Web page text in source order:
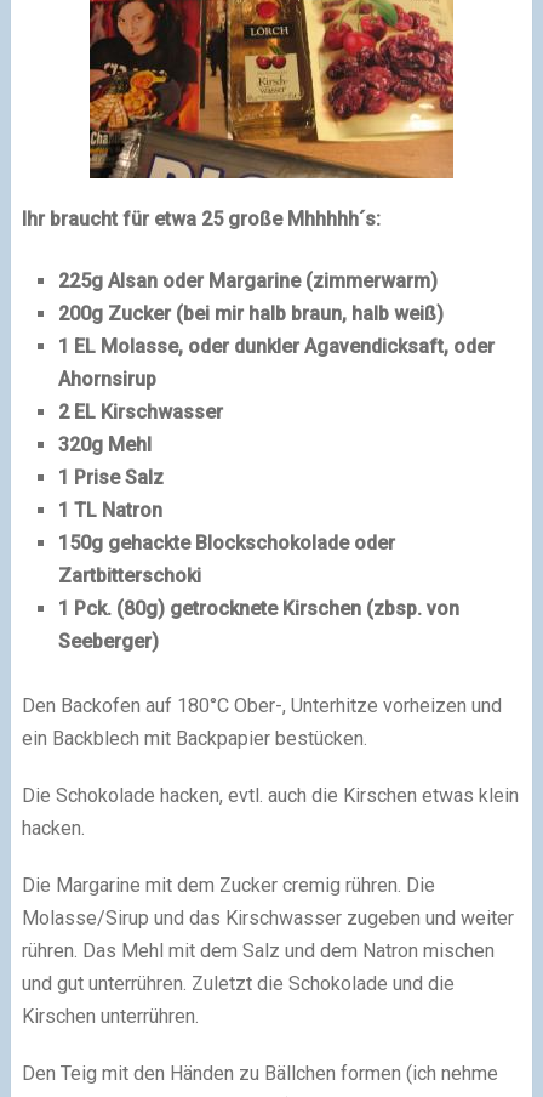
Ihr braucht für etwa 25 große Mhhhhh´s:
225g Alsan oder Margarine (zimmerwarm)
200g Zucker (bei mir halb braun, halb weiß)
1 EL Molasse, oder dunkler Agavendicksaft, oder
Ahornsirup
2 EL Kirschwasser
320g Mehl
1 Prise Salz
1 TL Natron
150g gehackte Blockschokolade oder
Zartbitterschoki
1 Pck. (80g) getrocknete Kirschen (zbsp. von
Seeberger)
Den Backofen auf 180°C Ober-, Unterhitze vorheizen und
ein Backblech mit Backpapier bestücken.
Die Schokolade hacken, evtl. auch die Kirschen etwas klein
hacken.
Die Margarine mit dem Zucker cremig rühren. Die
Molasse/Sirup und das Kirschwasser zugeben und weiter
rühren. Das Mehl mit dem Salz und dem Natron mischen
und gut unterrühren. Zuletzt die Schokolade und die
Kirschen unterrühren.
Den Teig mit den Händen zu Bällchen formen (ich nehme